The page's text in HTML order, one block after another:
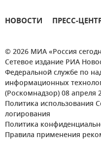
НОВОСТИ ПРЕСС-
© 2026 МИА «Россия
Сетевое издание РИА
Федеральной службе по
информационных
(Роскомнадзор) 08 апреля
Политика использования
логирования
Политика
Правила применения